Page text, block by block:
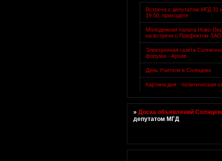
Встреча с депутатом МГД 31
19.00, приходите
Молодежная палата Ново-
на встрече с Префектом ЗАО
Электронная газета
форума - Архив
День Учителя в Солнцево
Картина дня - политическая
»Доска объявлений
депутатом МГД